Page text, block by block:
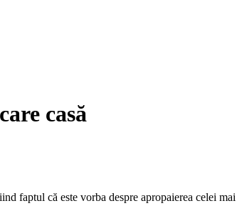
casă
faptul că este vorba despre apropaierea celei